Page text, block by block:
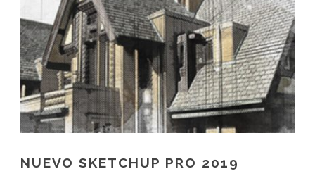
NUEVO SKETCHUP PRO 2019